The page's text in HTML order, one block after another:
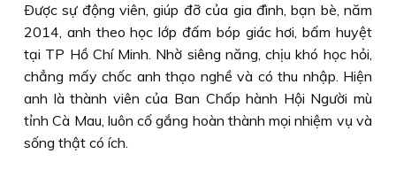
Ðược sự động viên, giúp đỡ của gia đình, bạn bè, năm
2014, anh theo học lớp đấm bóp giác hơi, bấm huyệt
tại TP Hồ Chí Minh. Nhờ siêng năng, chịu khó học hỏi,
chẳng mấy chốc anh thạo nghề và có thu nhập. Hiện
anh là thành viên của Ban Chấp hành Hội Người mù
tỉnh Cà Mau, luôn cố gắng hoàn thành mọi nhiệm vụ và
sống thật có ích.